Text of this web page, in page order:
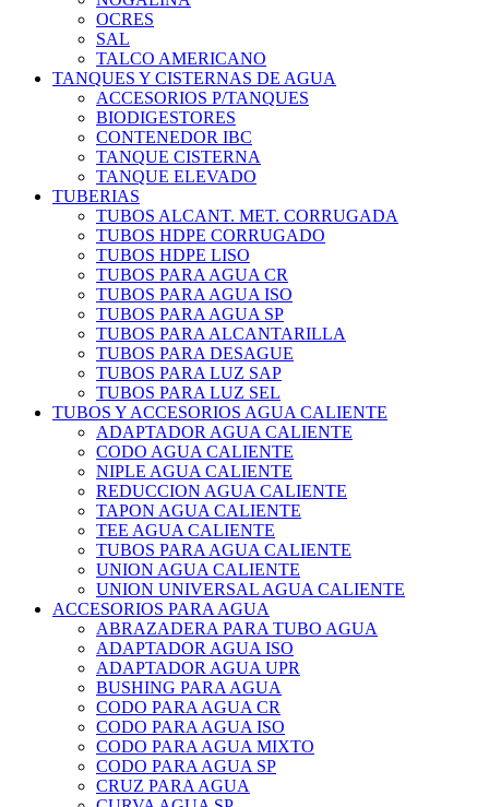
OCRES
SAL
TALCO AMERICANO
TANQUES Y CISTERNAS DE AGUA
ACCESORIOS P/TANQUES
BIODIGESTORES
CONTENEDOR IBC
TANQUE CISTERNA
TANQUE ELEVADO
TUBERIAS
TUBOS ALCANT. MET. CORRUGADA
TUBOS HDPE CORRUGADO
TUBOS HDPE LISO
TUBOS PARA AGUA CR
TUBOS PARA AGUA ISO
TUBOS PARA AGUA SP
TUBOS PARA ALCANTARILLA
TUBOS PARA DESAGUE
TUBOS PARA LUZ SAP
TUBOS PARA LUZ SEL
TUBOS Y ACCESORIOS AGUA CALIENTE
ADAPTADOR AGUA CALIENTE
CODO AGUA CALIENTE
NIPLE AGUA CALIENTE
REDUCCION AGUA CALIENTE
TAPON AGUA CALIENTE
TEE AGUA CALIENTE
TUBOS PARA AGUA CALIENTE
UNION AGUA CALIENTE
UNION UNIVERSAL AGUA CALIENTE
ACCESORIOS PARA AGUA
ABRAZADERA PARA TUBO AGUA
ADAPTADOR AGUA ISO
ADAPTADOR AGUA UPR
BUSHING PARA AGUA
CODO PARA AGUA CR
CODO PARA AGUA ISO
CODO PARA AGUA MIXTO
CODO PARA AGUA SP
CRUZ PARA AGUA